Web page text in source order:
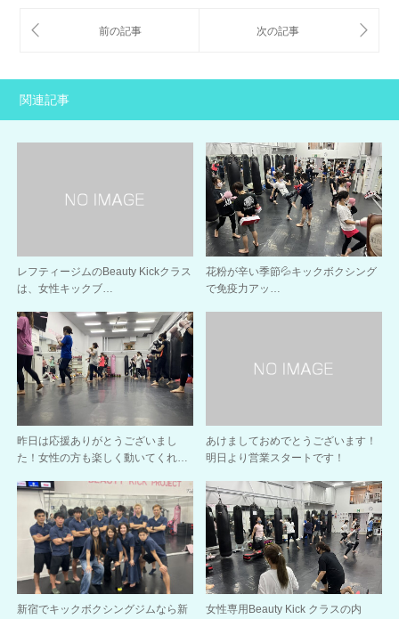
関連記事
レフティージムのBeauty Kickクラス
は、女性キックブ…
花粉が辛い季節💦キックボクシング
で免疫力アッ…
昨日は応援ありがとうございまし
た！女性の方も楽しく動いてくれ…
あけましておめでとうございます！
明日より営業スタートです！
新宿でキックボクシングジムなら新
女性専用Beauty Kick クラスの内